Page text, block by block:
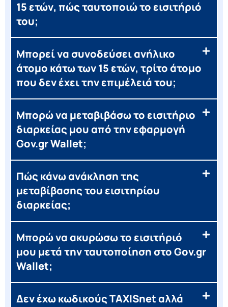
15 ετών, πώς ταυτοποιώ το εισιτήριό
του;
Μπορεί να συνοδεύσει ανήλικο
άτομο κάτω των 15 ετών, τρίτο άτομο
που δεν έχει την επιμέλειά του;
Μπορώ να μεταβιβάσω το εισιτήριο
διαρκείας μου από την εφαρμογή
Gov.gr Wallet;
Πώς κάνω ανάκληση της
μεταβίβασης του εισιτηρίου
διαρκείας;
Μπορώ να ακυρώσω το εισιτήριό
μου μετά την ταυτοποίηση στο Gov.gr
Wallet;
Δεν έχω κωδικούς TAXISnet αλλά